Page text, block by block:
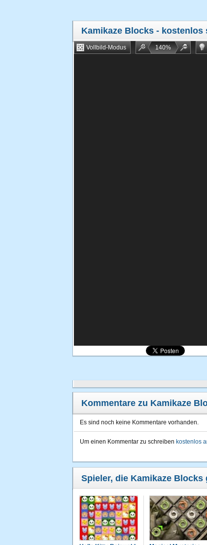
Kamikaze Blocks - kostenlos
Vollbild-Modus 140%
Kommentare zu Kamikaze
Es sind noch keine Kommentare vorhanden.
Um einen Kommentar zu schreiben kostenlos
Spieler, die Kamikaze